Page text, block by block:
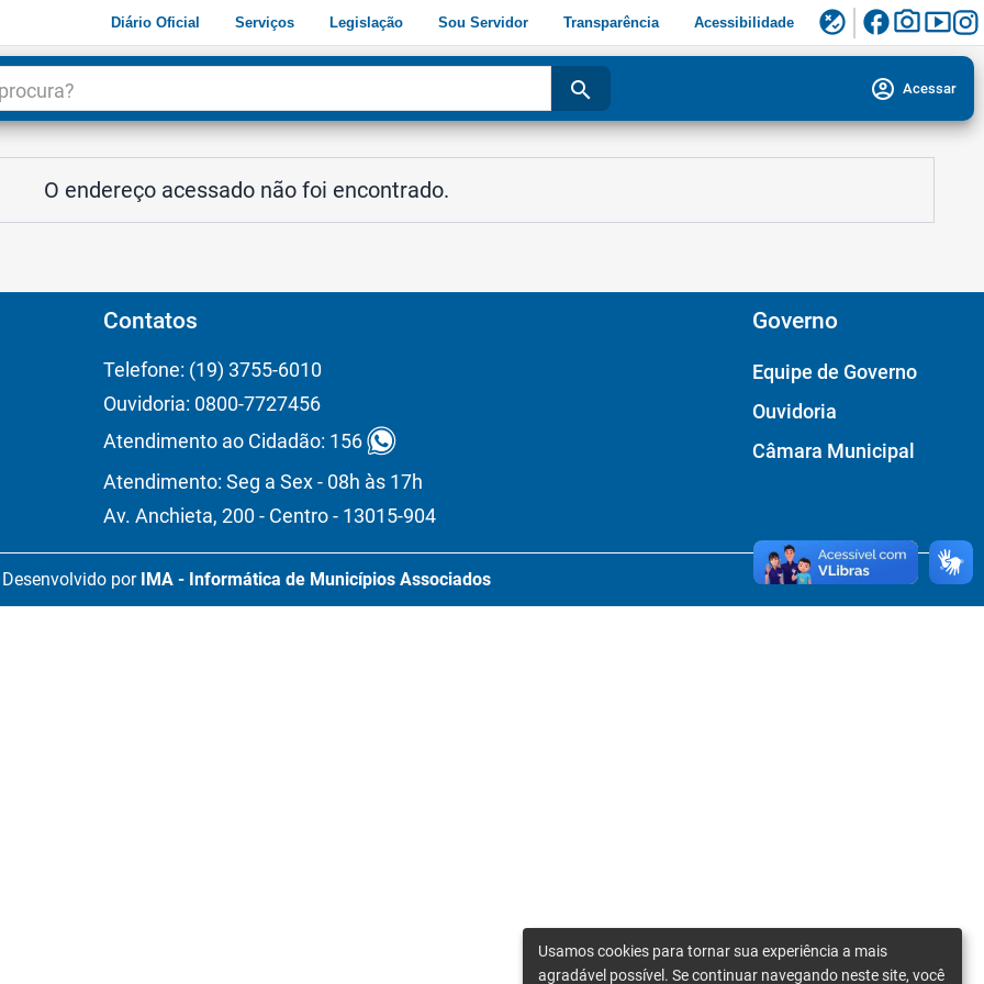
Diário Oficial Serviços Legislação Sou Servidor Transparência Acessibilidade flaky facebookphoto_camerasmart_display
search account_circle Acessar
O endereço acessado não foi encontrado.
Contatos
Telefone: (19) 3755-6010
Ouvidoria: 0800-7727456
Atendimento ao Cidadão: 156
Atendimento: Seg a Sex - 08h às 17h
Av. Anchieta, 200 - Centro - 13015-904
Governo
Equipe de Governo
Ouvidoria
Câmara Municipal
Desenvolvido por IMA - Informática de Municípios Associados
Usamos cookies para tornar sua experiência a mais
agradável possível. Se continuar navegando neste site, você